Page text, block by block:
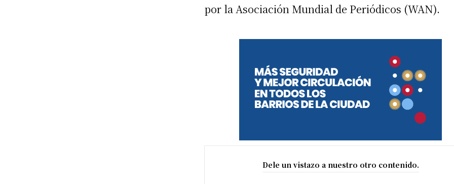
por la Asociación Mundial de Periódicos (WAN).
Dele un vistazo a nuestro otro contenido.